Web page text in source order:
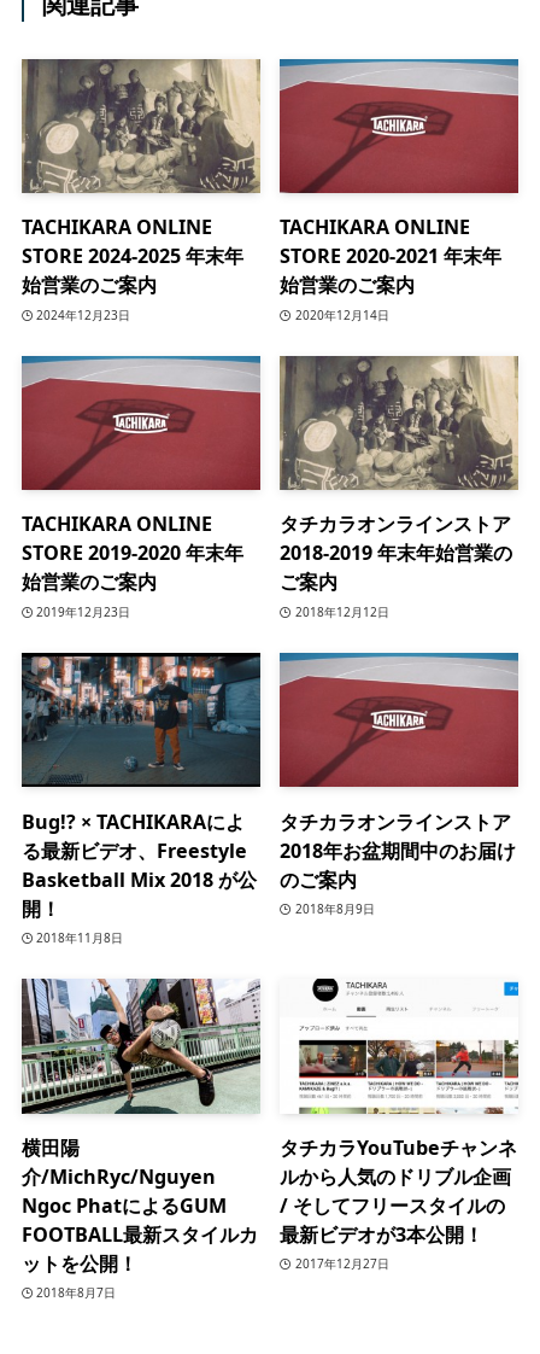
TACHIKARA ONLINE
STORE 2024-2025 年末年
始営業のご案内
2024年12月23日
TACHIKARA ONLINE
STORE 2020-2021 年末年
始営業のご案内
2020年12月14日
TACHIKARA ONLINE
STORE 2019-2020 年末年
始営業のご案内
2019年12月23日
タチカラオンラインストア
2018-2019 年末年始営業の
ご案内
2018年12月12日
Bug!? × TACHIKARAによ
る最新ビデオ、Freestyle
Basketball Mix 2018 が公
開！
2018年11月8日
タチカラオンラインストア
2018年お盆期間中のお届け
のご案内
2018年8月9日
横田陽
介/MichRyc/Nguyen
Ngoc PhatによるGUM
FOOTBALL最新スタイルカ
ットを公開！
2018年8月7日
タチカラYouTubeチャンネ
ルから人気のドリブル企画
/ そしてフリースタイルの
最新ビデオが3本公開！
2017年12月27日